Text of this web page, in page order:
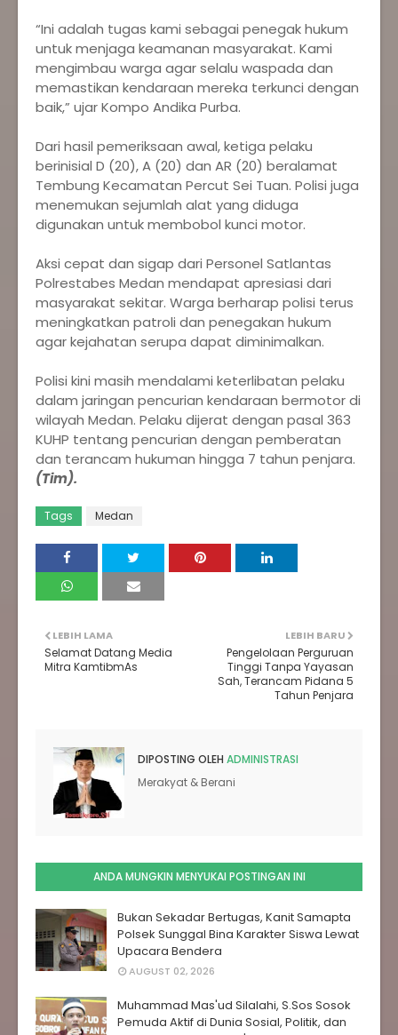
“Ini adalah tugas kami sebagai penegak hukum
untuk menjaga keamanan masyarakat. Kami
mengimbau warga agar selalu waspada dan
memastikan kendaraan mereka terkunci dengan
baik,” ujar Kompo Andika Purba.
Dari hasil pemeriksaan awal, ketiga pelaku
berinisial D (20), A (20) dan AR (20) beralamat
Tembung Kecamatan Percut Sei Tuan. Polisi juga
menemukan sejumlah alat yang diduga
digunakan untuk membobol kunci motor.
Aksi cepat dan sigap dari Personel Satlantas
Polrestabes Medan mendapat apresiasi dari
masyarakat sekitar. Warga berharap polisi terus
meningkatkan patroli dan penegakan hukum
agar kejahatan serupa dapat diminimalkan.
Polisi kini masih mendalami keterlibatan pelaku
dalam jaringan pencurian kendaraan bermotor di
wilayah Medan. Pelaku dijerat dengan pasal 363
KUHP tentang pencurian dengan pemberatan
dan terancam hukuman hingga 7 tahun penjara.
(Tim).
Tags Medan
LEBIH BARU
Pengelolaan Perguruan
Tinggi Tanpa Yayasan
Sah, Terancam Pidana 5
Tahun Penjara
LEBIH LAMA
Selamat Datang Media
Mitra KamtibmAs
DIPOSTING OLEH ADMINISTRASI
Merakyat & Berani
ANDA MUNGKIN MENYUKAI POSTINGAN INI
Bukan Sekadar Bertugas, Kanit Samapta
Polsek Sunggal Bina Karakter Siswa Lewat
Upacara Bendera
AUGUST 02, 2026
Muhammad Mas'ud Silalahi, S.Sos Sosok
Pemuda Aktif di Dunia Sosial, Politik, dan